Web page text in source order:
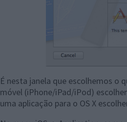
É nesta janela que escolhemos o
móvel (iPhone/iPad/iPod)
uma aplicação para o OS X